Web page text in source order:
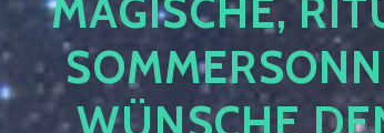
MAGISCHE,
WÜNSCHE